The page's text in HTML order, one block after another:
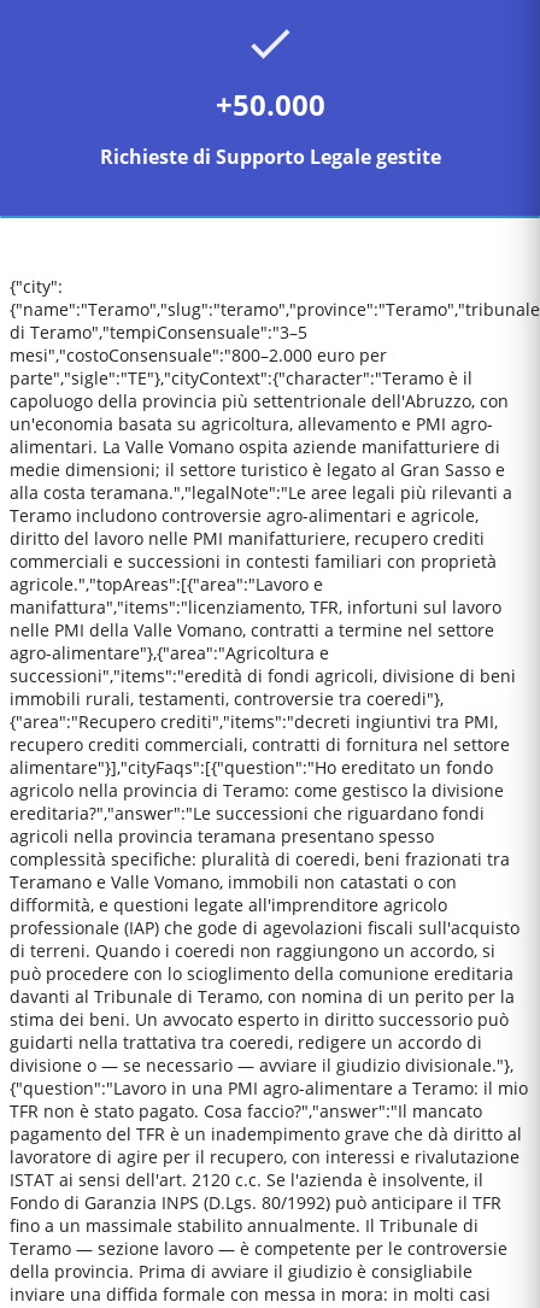
+50.000
Richieste di Supporto Legale gestite
{"city":
di Teramo","tempiConsensuale":"3–5
mesi","costoConsensuale":"800–2.000 euro per
parte","sigle":"TE"},"cityContext":{"character":"Teramo è il
capoluogo della provincia più settentrionale dell'Abruzzo, con
un'economia basata su agricoltura, allevamento e PMI agro-
alimentari. La Valle Vomano ospita aziende manifatturiere di
medie dimensioni; il settore turistico è legato al Gran Sasso e
alla costa teramana.","legalNote":"Le aree legali più rilevanti a
Teramo includono controversie agro-alimentari e agricole,
diritto del lavoro nelle PMI manifatturiere, recupero crediti
commerciali e successioni in contesti familiari con proprietà
agricole.","topAreas":[{"area":"Lavoro e
manifattura","items":"licenziamento, TFR, infortuni sul lavoro
nelle PMI della Valle Vomano, contratti a termine nel settore
agro-alimentare"},{"area":"Agricoltura e
successioni","items":"eredità di fondi agricoli, divisione di beni
immobili rurali, testamenti, controversie tra coeredi"},
{"area":"Recupero crediti","items":"decreti ingiuntivi tra PMI,
recupero crediti commerciali, contratti di fornitura nel settore
alimentare"}],"cityFaqs":[{"question":"Ho ereditato un fondo
agricolo nella provincia di Teramo: come gestisco la divisione
ereditaria?","answer":"Le successioni che riguardano fondi
agricoli nella provincia teramana presentano spesso
complessità specifiche: pluralità di coeredi, beni frazionati tra
Teramano e Valle Vomano, immobili non catastati o con
difformità, e questioni legate all'imprenditore agricolo
professionale (IAP) che gode di agevolazioni fiscali sull'acquisto
di terreni. Quando i coeredi non raggiungono un accordo, si
può procedere con lo scioglimento della comunione ereditaria
davanti al Tribunale di Teramo, con nomina di un perito per la
stima dei beni. Un avvocato esperto in diritto successorio può
guidarti nella trattativa tra coeredi, redigere un accordo di
divisione o — se necessario — avviare il giudizio divisionale."},
{"question":"Lavoro in una PMI agro-alimentare a Teramo: il mio
TFR non è stato pagato. Cosa faccio?","answer":"Il mancato
pagamento del TFR è un inadempimento grave che dà diritto al
lavoratore di agire per il recupero, con interessi e rivalutazione
ISTAT ai sensi dell'art. 2120 c.c. Se l'azienda è insolvente, il
Fondo di Garanzia INPS (D.Lgs. 80/1992) può anticipare il TFR
fino a un massimale stabilito annualmente. Il Tribunale di
Teramo — sezione lavoro — è competente per le controversie
della provincia. Prima di avviare il giudizio è consigliabile
inviare una diffida formale con messa in mora: in molti casi